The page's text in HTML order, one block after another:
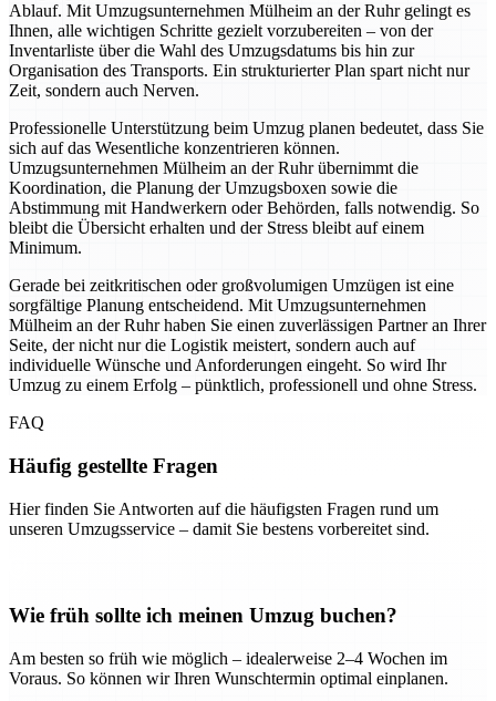
Ablauf. Mit Umzugsunternehmen Mülheim an der Ruhr gelingt es
Ihnen, alle wichtigen Schritte gezielt vorzubereiten – von der
Inventarliste über die Wahl des Umzugsdatums bis hin zur
Organisation des Transports. Ein strukturierter Plan spart nicht nur
Zeit, sondern auch Nerven.
Professionelle Unterstützung beim Umzug planen bedeutet, dass Sie
sich auf das Wesentliche konzentrieren können.
Umzugsunternehmen Mülheim an der Ruhr übernimmt die
Koordination, die Planung der Umzugsboxen sowie die
Abstimmung mit Handwerkern oder Behörden, falls notwendig. So
bleibt die Übersicht erhalten und der Stress bleibt auf einem
Minimum.
Gerade bei zeitkritischen oder großvolumigen Umzügen ist eine
sorgfältige Planung entscheidend. Mit Umzugsunternehmen
Mülheim an der Ruhr haben Sie einen zuverlässigen Partner an Ihrer
Seite, der nicht nur die Logistik meistert, sondern auch auf
individuelle Wünsche und Anforderungen eingeht. So wird Ihr
Umzug zu einem Erfolg – pünktlich, professionell und ohne Stress.
FAQ
Häufig gestellte Fragen
Hier finden Sie Antworten auf die häufigsten Fragen rund um
unseren Umzugsservice – damit Sie bestens vorbereitet sind.
Wie früh sollte ich meinen Umzug buchen?
Am besten so früh wie möglich – idealerweise 2–4 Wochen im
Voraus. So können wir Ihren Wunschtermin optimal einplanen.